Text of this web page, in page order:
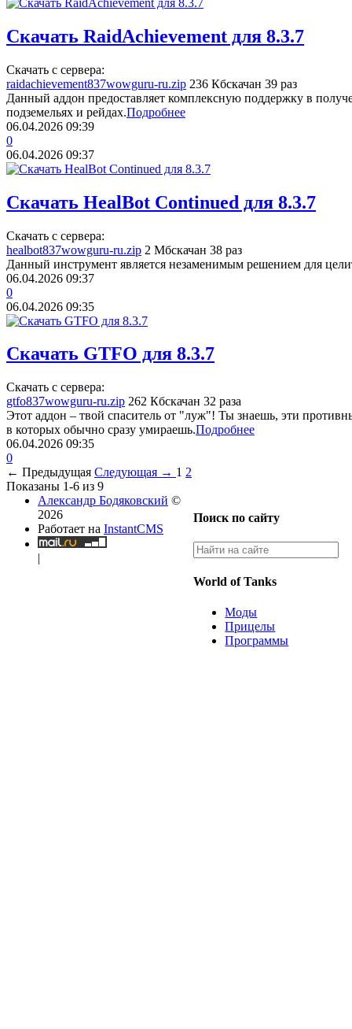
Скачать RaidAchievement для 8.3.7
Скачать с сервера:
raidachievement837wowguru-ru.zip 236 Кбскачан 39 раз
Данный аддон предоставляет комплексную поддержку в
подземельях и рейдах.Подробнее
06.04.2026 09:39
0
06.04.2026 09:37
Скачать HealBot Continued для 8.3.7
Скачать с сервера:
healbot837wowguru-ru.zip 2 Мбскачан 38 раз
Данный инструмент является незаменимым решением для
06.04.2026 09:37
0
06.04.2026 09:35
Скачать GTFO для 8.3.7
Скачать с сервера:
gtfo837wowguru-ru.zip 262 Кбскачан 32 раза
Этот аддон – твой спаситель от "луж"! Ты знаешь, эти
в которых обычно сразу умираешь.Подробнее
06.04.2026 09:35
0
← Предыдущая Следующая → 1 2
Показаны 1-6 из 9
Поиск по сайту
World of Tanks
Моды
Прицелы
Программы
Александр Бодяковский ©
2026
Работает на InstantCMS
|